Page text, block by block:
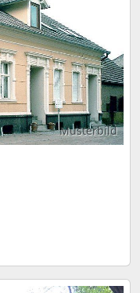
Musterbild